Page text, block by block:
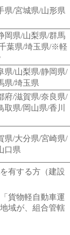
県/宮城県/山形県
岡県/山梨県/群馬
葉県/埼玉県/※軽
県/山梨県/静岡県/
県/埼玉県
府/滋賀県/奈良県/
県/岡山県/香川
県/大分県/宮崎県/
口県
有する方（建設
貨物軽自動車運
域が、組合管轄